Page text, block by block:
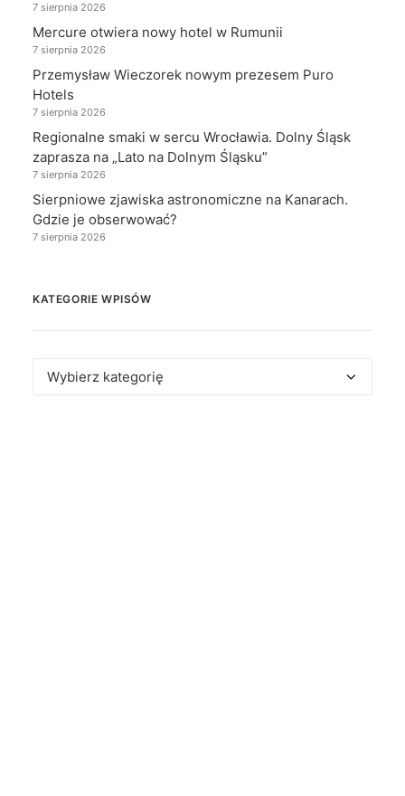
7 sierpnia 2026
Mercure otwiera nowy hotel w Rumunii
7 sierpnia 2026
Przemysław Wieczorek nowym prezesem Puro
Hotels
7 sierpnia 2026
Regionalne smaki w sercu Wrocławia. Dolny Śląsk
zaprasza na „Lato na Dolnym Śląsku”
7 sierpnia 2026
Sierpniowe zjawiska astronomiczne na Kanarach.
Gdzie je obserwować?
7 sierpnia 2026
KATEGORIE WPISÓW
Kategorie